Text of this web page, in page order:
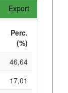
Export
Perc.
(%)
46,64
17,01